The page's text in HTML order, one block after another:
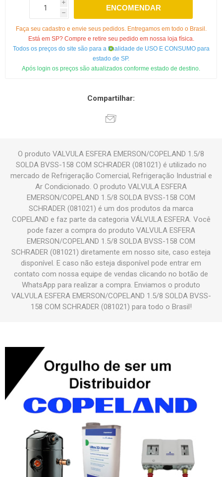
i
h
ENCOMENDAR
Faça seu cadastro e envie seus pedidos. Entregamos em todo o Brasil.
Está em SP? Compre e retire seu pedido em nossa loja física.
Todos os preços do site são para a finalidade de USO E CONSUMO para
estado de SP.
Após login os preços são atualizados conforme estado de destino.
Compartilhar:
O produto VALVULA ESFERA EMERSON/COPELAND 1.5/8
SOLDA BVSS-158 COM SCHRADER (081021) é utilizado no
mercado de Refrigeração Comercial, Refrigeração Industrial e
Ar Condicionado. O produto VALVULA ESFERA
EMERSON/COPELAND 1.5/8 SOLDA BVSS-158 COM
SCHRADER (081021) é um dos produtos da marca
COPELAND e faz parte da categoria VÁLVULA ESFERA. Você
pode fazer a compra do produto VALVULA ESFERA
EMERSON/COPELAND 1.5/8 SOLDA BVSS-158 COM
SCHRADER (081021) diretamente em nosso site, caso esteja
disponível. E caso não esteja disponível pode entrar em
contato com nossa equipe de vendas clicando no botão de
WhatsApp para realizar a compra. Enviamos o produto
VALVULA ESFERA EMERSON/COPELAND 1.5/8 SOLDA BVSS-
158 COM SCHRADER (081021) para todo o Brasil!